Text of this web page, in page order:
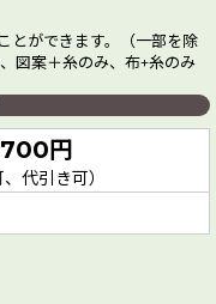
とができます。（一部を除
図案＋糸のみ、布+糸のみ
円
代引き可）